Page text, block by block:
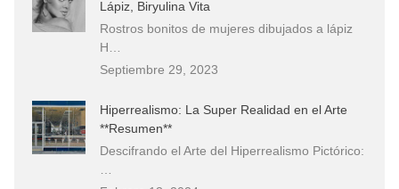
Lápiz, Biryulina Vita
Rostros bonitos de mujeres dibujados a lápiz
H…
Septiembre 29, 2023
Hiperrealismo: La Super Realidad en el Arte
**Resumen**
Descifrando el Arte del Hiperrealismo Pictórico:
…